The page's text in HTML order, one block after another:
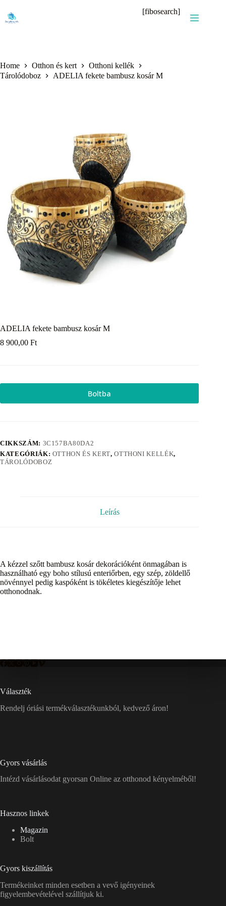
content
[fibosearch]
Home Otthon és kert
Otthoni kellék
Tárolódoboz
ADELIA fekete bambusz kosár M
ADELIA fekete bambusz kosár M
8 900,00 Ft
Boltba
CIKKSZÁM: 3C157BA80DA2
KATEGÓRIÁK: OTTHON ÉS KERT,OTTHONI KELLÉK,
TÁROLÓDOBOZ
Leírás
A kézzel szőtt bambusz kosár dekorációként önmagában is
használható egy boho stílusú enteriőrben, egy szép, zöldellő
növénnyel pedig kaspóként is tökéletes kiegészítője lehet
otthonodnak.
Választék
Rendelj óriási termékválasztékunkból, kedvező áron!
Gyors vásárlás
Intézd vásárlásodat gyorsan Online az otthonod kényelméből!
Hasznos linkek
Magazin
Bolt
Gyors kiszállítás
Termékeinket minden esetben a vevő igényeinek
figyelembevételével szállítjuk ki.